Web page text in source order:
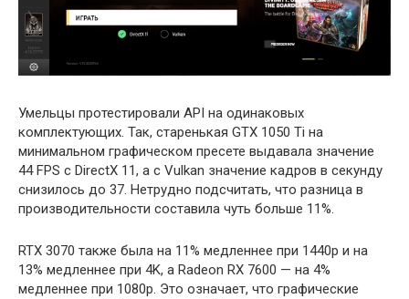
Умельцы протестировали API на одинаковых
комплектующих. Так, старенькая GTX 1050 Ti на
минимальном графическом пресете выдавала значение
44 FPS с DirectX 11, а с Vulkan значение кадров в секунду
снизилось до 37. Нетрудно подсчитать, что разница в
производительности составила чуть больше 11%.
RTX 3070 также была на 11% медленнее при 1440p и на
13% медленнее при 4K, а Radeon RX 7600 — на 4%
медленнее при 1080p. Это означает, что графические